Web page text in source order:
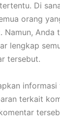
Di
orang
Namun, Anda
lengkap
tersebut.
informasi
terkait